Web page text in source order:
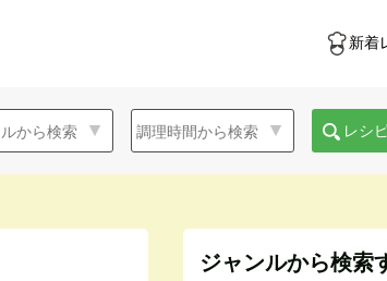
新着
レシ
ジャンルから検索